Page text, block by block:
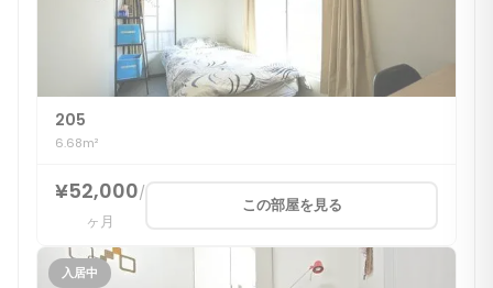
205
6.68m²
¥52,000/
ヶ月
この部屋を見る
入居中